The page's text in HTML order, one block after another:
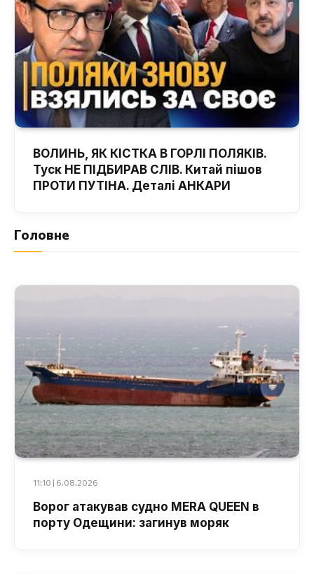
ВОЛИНЬ, ЯК КІСТКА В ГОРЛІ ПОЛЯКІВ.
Туск НЕ ПІДБИРАВ СЛІВ. Китай пішов
ПРОТИ ПУТІНА. Деталі АНКАРИ
Головне
11:10 | 6.08.2026
Ворог атакував судно MERA QUEEN в
порту Одещини: загинув моряк